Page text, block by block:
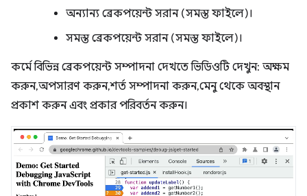
অন্যান্য ব্রেকপয়েন্ট সরান (সমস্ত ফাইলে)।
সমস্ত ব্রেকপয়েন্ট সরান (সমস্ত ফাইলে)।
কর্মে বিভিন্ন ব্রেকপয়েন্ট সম্পাদনা দেখতে ভিডিওটি দেখুন: অক্ষম
করুন, অপসারণ করুন, শর্ত সম্পাদনা করুন, মেনু থেকে অবস্থান
প্রকাশ করুন এবং প্রকার পরিবর্তন করুন।